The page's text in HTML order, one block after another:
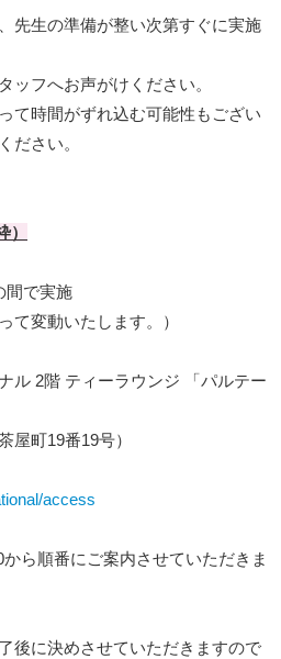
先生の準備が整い次第すぐに実施
ッフへお声がけください。
て時間がずれ込む可能性もござい
ださい。
間で実施
て変動いたします。）
ル 2階 ティーラウンジ 「パルテー
町19番19号）
access
ら順番にご案内させていただきま
後に決めさせていただきますので